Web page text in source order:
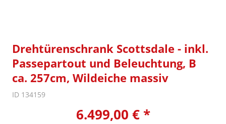
Drehtürenschrank Scottsdale - inkl.
Passepartout und Beleuchtung, B
ca. 257cm, Wildeiche massiv
ID 134159
6.499,00 € *